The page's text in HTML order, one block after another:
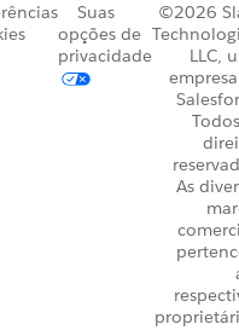
Suas
opções de
privacidade
©2026
LLC,
As